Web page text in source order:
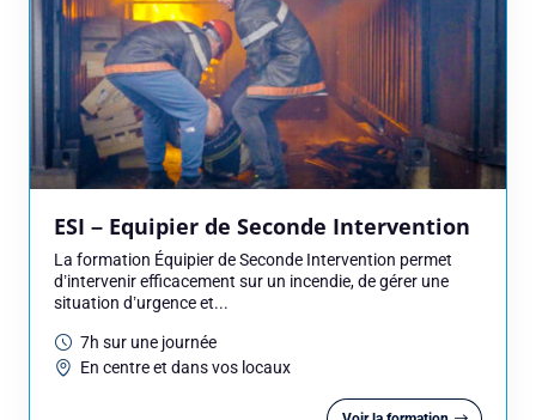
ESI – Equipier de Seconde Intervention
La formation Équipier de Seconde Intervention permet
d’intervenir efficacement sur un incendie, de gérer une
situation d’urgence et...
7h sur une journée
En centre et dans vos locaux